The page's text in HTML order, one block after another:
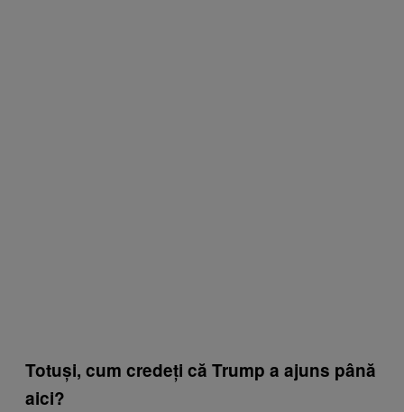
Totuși, cum credeți că Trump a ajuns până
aici?